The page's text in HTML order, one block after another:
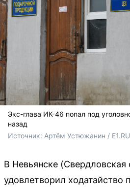
Экс-глава ИК-46 попал под
назад
Источник: Артём Устюжанин / E1.RU
В Невьянске (Свердловская
удовлетворил ходатайство